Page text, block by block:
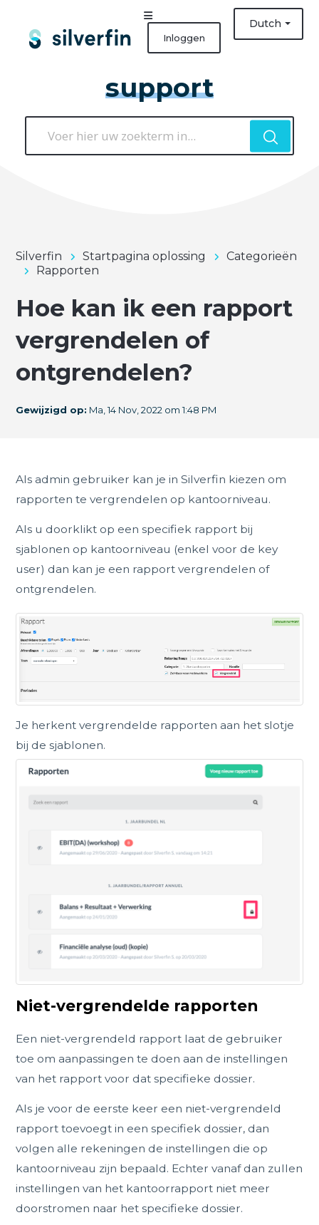
Dutch
Inloggen
support
Silverfin Startpagina oplossing
Categorieën
Rapporten
Hoe kan ik een rapport
vergrendelen of
ontgrendelen?
Gewijzigd op: Ma, 14 Nov, 2022 om 1:48 PM
Als admin gebruiker kan je in Silverfin kiezen om
rapporten te vergrendelen op kantoorniveau.
Als u doorklikt op een specifiek rapport bij
sjablonen op kantoorniveau (enkel voor de key
user) dan kan je een rapport vergrendelen of
ontgrendelen.
Je herkent vergrendelde rapporten aan het slotje
bij de sjablonen.
Niet-vergrendelde rapporten
Een niet-vergrendeld rapport laat de gebruiker
toe om aanpassingen te doen aan de instellingen
van het rapport voor dat specifieke dossier.
Als je voor de eerste keer een niet-vergrendeld
rapport toevoegt in een specifiek dossier, dan
volgen alle rekeningen de instellingen die op
kantoorniveau zijn bepaald. Echter vanaf dan zullen
instellingen van het kantoorrapport niet meer
doorstromen naar het specifieke dossier.